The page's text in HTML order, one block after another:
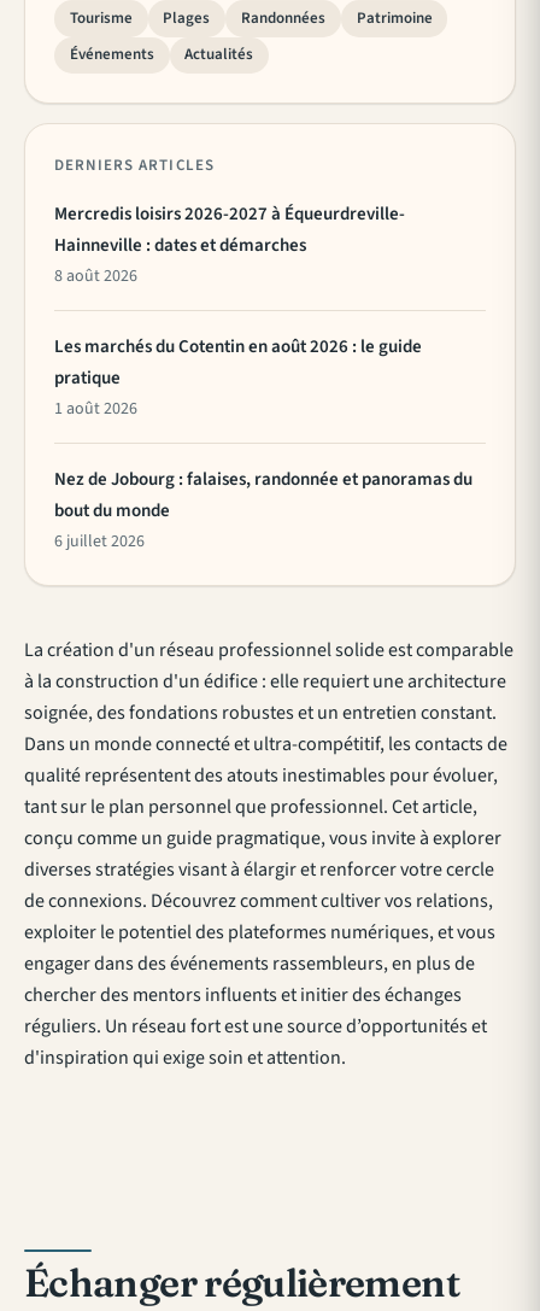
La création d'un réseau professionnel solide est comparable
à la construction d'un édifice : elle requiert une architecture
soignée, des fondations robustes et un entretien constant.
Dans un monde connecté et ultra-compétitif, les contacts de
qualité représentent des atouts inestimables pour évoluer,
tant sur le plan personnel que professionnel. Cet article,
conçu comme un guide pragmatique, vous invite à explorer
diverses stratégies visant à élargir et renforcer votre cercle
de connexions. Découvrez comment cultiver vos relations,
exploiter le potentiel des plateformes numériques, et vous
engager dans des événements rassembleurs, en plus de
chercher des mentors influents et initier des échanges
réguliers. Un réseau fort est une source d’opportunités et
d'inspiration qui exige soin et attention.
Échanger régulièrement
Tourisme Plages Randonnées
Patrimoine
Événements
Actualités
DERNIERS ARTICLES
Mercredis loisirs 2026-2027 à Équeurdreville-
Hainneville : dates et démarches
8 août 2026
Les marchés du Cotentin en août 2026 : le guide
pratique
1 août 2026
Nez de Jobourg : falaises, randonnée et panoramas du
bout du monde
6 juillet 2026